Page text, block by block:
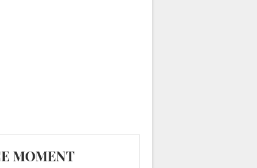
MOMENT